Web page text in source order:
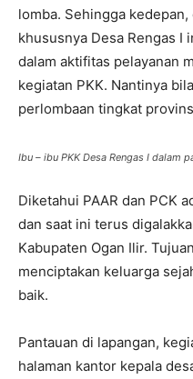
lomba. Sehingga
khususnya Desa Rengas I
dalam aktifitas pelayanan
kegiatan PKK. Nantinya
perlombaan tingkat
Ibu – ibu PKK Desa Rengas I dalam
Diketahui PAAR dan PCK
dan saat ini terus
Kabupaten Ogan Ilir.
menciptakan keluarga
baik.
Pantauan di lapangan,
halaman kantor kepala